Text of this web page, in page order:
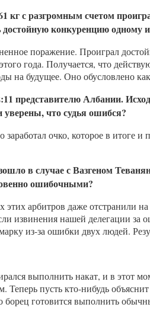
кгс разгромным счетом
конкуренцию одному
поражение. Проиграл
года. Получается, что
на будущее. Оно
представителю Албании.
чтосудья ошибся?
очко, которое в итоге
в случае сВазгеном
ошибочными?
арбитров даже отстранили
извинения нашей делегации
из-за ошибки двух людей.
выполнить накат, и в этот
пусть кто-нибудь
готовится выполнить